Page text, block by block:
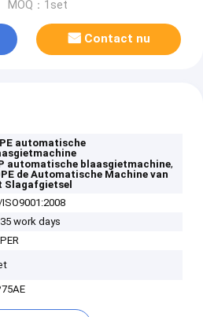
MOQ：1set
Contact nu
automatische
automatische blaasgietmachine,
de Automatische Machine van
Slagafgietsel
ISO9001:2008
work days